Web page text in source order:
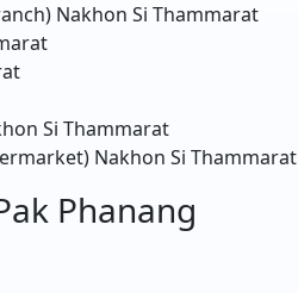
Nakhon Si Thammarat
Si Thammarat
Nakhon Si Thammarat
Phanang